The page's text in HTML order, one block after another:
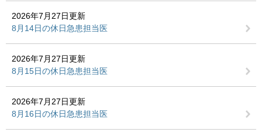
2026年7月27日更新
8月14日の休日急患担当医
2026年7月27日更新
8月15日の休日急患担当医
2026年7月27日更新
8月16日の休日急患担当医